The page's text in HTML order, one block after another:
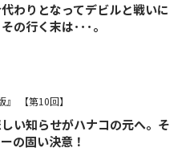
わりとなってデビルと戦いに
の行く末は･･･。
【第10回】
い知らせがハナコの元へ。そ
の固い決意！